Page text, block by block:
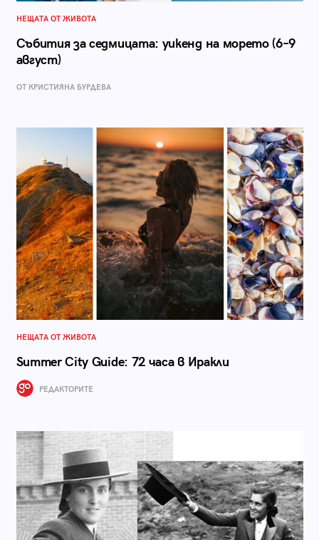
НЕЩАТА ОТ ЖИВОТА
Събития за седмицата: уикенд на морето (6–9
август)
ОТ КРИСТИЯНА БУРДЕВА
НЕЩАТА ОТ ЖИВОТА
Summer City Guide: 72 часа в Иракли
РЕДАКТОРИТЕ